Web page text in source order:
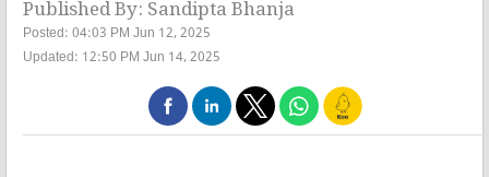
Published By: Sandipta Bhanja
Posted: 04:03 PM Jun 12, 2025
Updated: 12:50 PM Jun 14, 2025